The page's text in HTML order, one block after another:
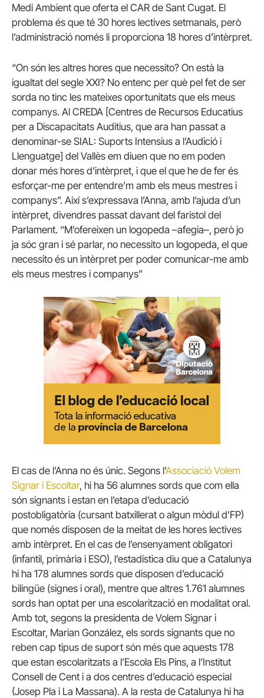
Medi Ambient que oferta el CAR de Sant Cugat. El
problema és que té 30 hores lectives setmanals, però
l’administració només li proporciona 18 hores d’intèrpret.
“On són les altres hores que necessito? On està la
igualtat del segle XXI? No entenc per què pel fet de ser
sorda no tinc les mateixes oportunitats que els meus
companys. Al CREDA [Centres de Recursos Educatius
per a Discapacitats Auditius, que ara han passat a
denominar-se SIAL: Suports Intensius a l’Audició i
Llenguatge] del Vallès em diuen que no em poden
donar més hores d’intèrpret, i que el que he de fer és
esforçar-me per entendre’m amb els meus mestres i
companys”. Així s’expressava l’Anna, amb l’ajuda d’un
intèrpret, divendres passat davant del faristol del
Parlament. “M’ofereixen un logopeda –afegia–, però jo
ja sóc gran i sé parlar, no necessito un logopeda, el que
necessito és un intèrpret per poder comunicar-me amb
els meus mestres i companys”
El cas de l’Anna no és únic. Segons l’Associació Volem
Signar i Escoltar, hi ha 56 alumnes sords que com ella
són signants i estan en l’etapa d’educació
postobligatòria (cursant batxillerat o algun mòdul d’FP)
que només disposen de la meitat de les hores lectives
amb intèrpret. En el cas de l’ensenyament obligatori
(infantil, primària i ESO), l’estadística diu que a Catalunya
hi ha 178 alumnes sords que disposen d’educació
bilingüe (signes i oral), mentre que altres 1.761 alumnes
sords han optat per una escolarització en modalitat oral.
Amb tot, segons la presidenta de Volem Signar i
Escoltar, Marian González, els sords signants que no
reben cap tipus de suport són més que aquests 178
que estan escolaritzats a l’Escola Els Pins, a l’Institut
Consell de Cent i a dos centres d’educació especial
(Josep Pla i La Massana). A la resta de Catalunya hi ha